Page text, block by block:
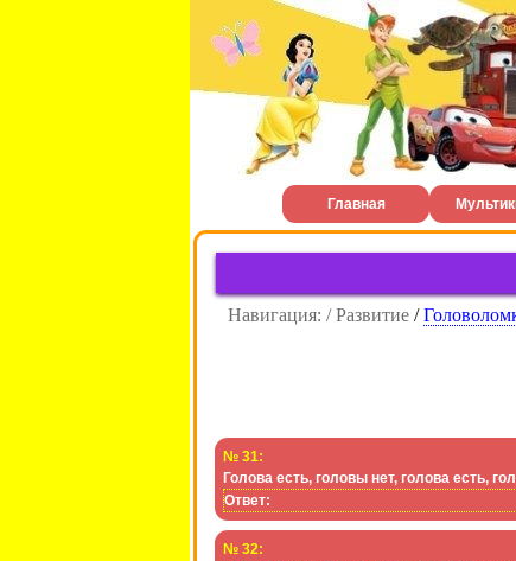
Главная
Навигация: / Развитие /
№ 31:
Голова есть, головы нет, голова есть,
Ответ:
№ 32: